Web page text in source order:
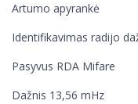
Artumo apyrankė
Identifikavimas radijo
Pasyvus RDA Mifare
Dažnis 13,56 mHz